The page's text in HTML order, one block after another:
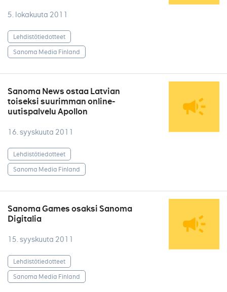
5. lokakuuta 2011
Lehdistötiedotteet
Sanoma Media Finland
Sanoma News ostaa Latvian
toiseksi suurimman online-
uutispalvelu Apollon
16. syyskuuta 2011
Lehdistötiedotteet
Sanoma Media Finland
Sanoma Games osaksi Sanoma
Digitalia
15. syyskuuta 2011
Lehdistötiedotteet
Sanoma Media Finland